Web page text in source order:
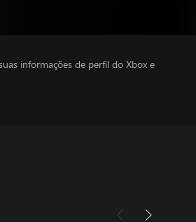
informações de perfil do Xbox e